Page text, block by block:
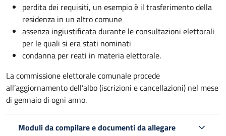
perdita dei requisiti, un esempio è il trasferimento della
residenza in un altro comune
assenza ingiustificata durante le consultazioni elettorali
per le quali si era stati nominati
condanna per reati in materia elettorale.
La commissione elettorale comunale procede
all’aggiornamento dell’albo (iscrizioni e cancellazioni) nel mese
di gennaio di ogni anno.
Moduli da compilare e documenti da allegare